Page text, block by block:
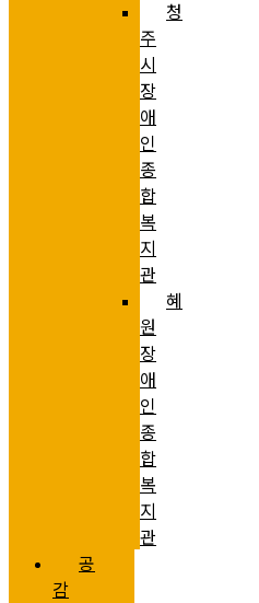
청
주
시
장
애
인
종
합
복
지
관
혜
원
장
애
인
종
합
복
지
관
공
감